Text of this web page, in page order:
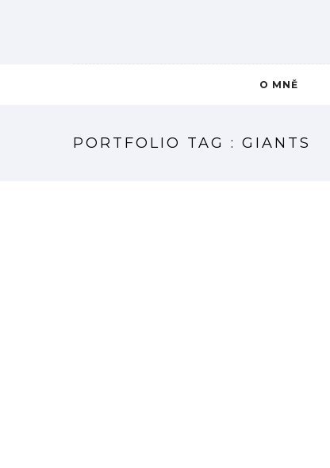
O MNĚ
PORTFOLIO TAG : GIANTS